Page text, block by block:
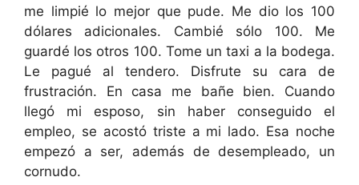
me limpié lo mejor que pude. Me dio los 100
dólares adicionales. Cambié sólo 100. Me
guardé los otros 100. Tome un taxi a la bodega.
Le pagué al tendero. Disfrute su cara de
frustración. En casa me bañe bien. Cuando
llegó mi esposo, sin haber conseguido el
empleo, se acostó triste a mi lado. Esa noche
empezó a ser, además de desempleado, un
cornudo.